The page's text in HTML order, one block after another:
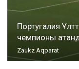
Португалия
чемпионы
Zaukz Aqparat